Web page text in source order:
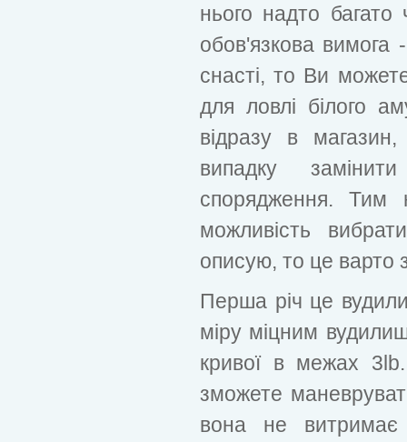
нього надто
обов'язкова вимога
снасті, то Ви
для ловлі білого
відразу в
випадку
спорядження.
можливість
описую, то це варто
Перша річ це
міру міцним
кривої в межах
зможете
вона не витримає